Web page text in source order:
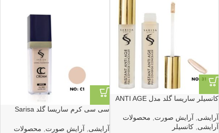
کانسیلر ساریسا گلد مدل ANTI AGE
آرایشی, آرایش صورت, محصولات
آرایشی, کانسیلر
سی سی کرم ساریسا گلد Sarisa
آرایشی
آرایش صورت
محصولات